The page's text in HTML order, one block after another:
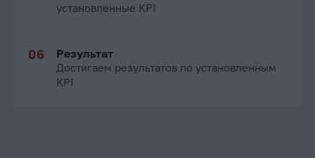
установленные KPI
Результат
Достигаем результатов по установленным
KPI